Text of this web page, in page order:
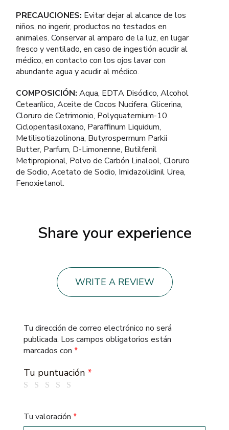
PRECAUCIONES: Evitar dejar al alcance de los
niños, no ingerir, productos no testados en
animales. Conservar al amparo de la luz, en lugar
fresco y ventilado, en caso de ingestión acudir al
médico, en contacto con los ojos lavar con
abundante agua y acudir al médico.
COMPOSICIÓN: Aqua, EDTA Disódico, Alcohol
Cetearílico, Aceite de Cocos Nucifera, Glicerina,
Cloruro de Cetrimonio, Polyquaternium-10.
Ciclopentasiloxano, Paraffinum Liquidum,
Metilisotiazolinona, Butyrospermum Parkii
Butter, Parfum, D-Limonenne, Butilfenil
Metipropional, Polvo de Carbón Linalool, Cloruro
de Sodio, Acetato de Sodio, Imidazolidinil Urea,
Fenoxietanol.
Share your experience
WRITE A REVIEW
Tu dirección de correo electrónico no será
publicada. Los campos obligatorios están
marcados con *
Tu puntuación *
Tu valoración *